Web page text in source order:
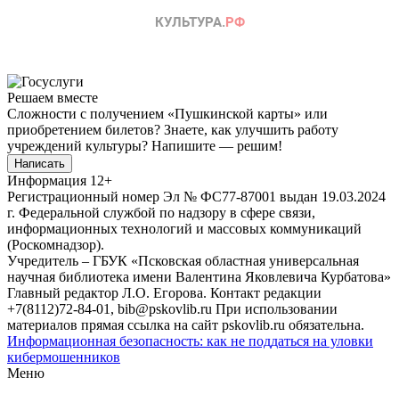
Решаем вместе
Сложности с получением «Пушкинской карты» или
приобретением билетов? Знаете, как улучшить работу
учреждений культуры? Напишите — решим!
Написать
Информация 12+
Регистрационный номер Эл № ФС77-87001 выдан 19.03.2024
г. Федеральной службой по надзору в сфере связи,
информационных технологий и массовых коммуникаций
(Роскомнадзор).
Учредитель – ГБУК «Псковская областная универсальная
научная библиотека имени Валентина Яковлевича Курбатова»
Главный редактор Л.О. Егорова. Контакт редакции
+7(8112)72-84-01, bib@pskovlib.ru При использовании
материалов прямая ссылка на сайт pskovlib.ru обязательна.
Информационная безопасность: как не поддаться на уловки
кибермошенников
Меню